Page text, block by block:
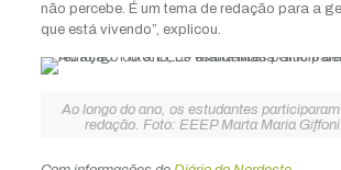
não percebe. É um tema de redação para a
que está vivendo”, explicou.
Ao longo do ano, os estudantes
redação. Foto: EEEP Marta Maria